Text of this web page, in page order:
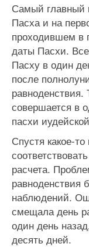
Самый главный
Пасха и на
проходившем в
даты Пасхи.
Пасху в один
после
совершается в
пасхи
Спустя какое-
расчета.
равноденствия
наблюдений.
смещала день
один день
десять дней.